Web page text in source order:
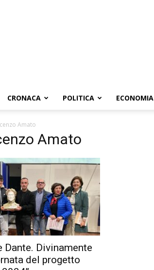
CRONACA POLITICA ECONOMIA
Amato
Amato
Dante. Divinamente
del progetto